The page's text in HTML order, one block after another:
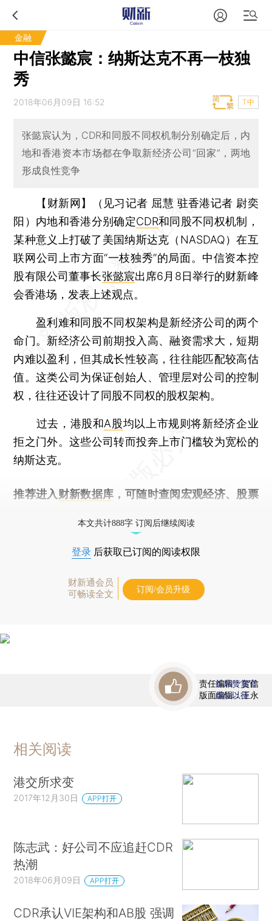
金融
中信张懿宸：纳斯达克不再一枝独
秀
2018年06月09日 16:52 T中
张懿宸认为，CDR和同股不同权机制分别确定后，内
地和香港资本市场都在争取新经济公司“回家”，两地
形成良性竞争
【财新网】（见习记者 屈慧 驻香港记者 尉奕
阳） 内地和香港分别确定CDR和同股不同权机制，
某种意义上打破了美国纳斯达克（NASDAQ）在互
联网公司上市方面“一枝独秀”的局面。中信资本控
股有限公司董事长张懿宸出席6月8日举行的财新峰
会香港场，发表上述观点。
盈利难和同股不同权架构是新经济公司的两个
命门。新经济公司前期投入高、融资需求大，短期
内难以盈利，但其成长性较高，往往能匹配较高估
值。这类公司为保证创始人、管理层对公司的控制
权，往往还设计了同股不同权的股权架构。
过去，港股和A股均以上市规则将新经济企业
拒之门外。这些公司转而投奔上市门槛较为宽松的
纳斯达克。
推荐进入 财新数据库 ，可随时查阅宏观经济、股票
本文共计888字 订阅后继续阅读
登录 后获取已订阅的阅读权限
财新通会员
可畅读全文
订阅/会员升级
责任编辑：贺信
版面编辑：王永
首席赞赏官
虚位以待
相关阅读
港交所求变
2017年12月30日 APP打开
陈志武：好公司不应追赶CDR
热潮
2018年06月09日 APP打开
CDR承认VIE架构和AB股 强调